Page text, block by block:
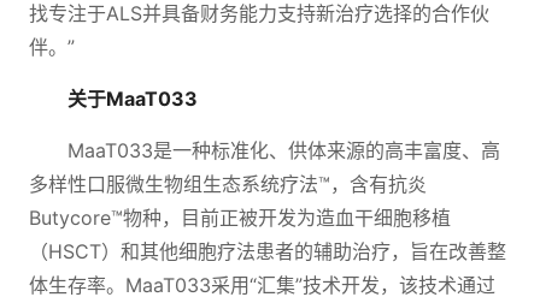
找专注于ALS并具备财务能力支持新治疗选择的合作伙
伴。”
关于MaaT033
MaaT033是一种标准化、供体来源的高丰富度、高
多样性口服微生物组生态系统疗法™，含有抗炎
Butycore™物种，目前正被开发为造血干细胞移植
（HSCT）和其他细胞疗法患者的辅助治疗，旨在改善整
体生存率。MaaT033采用“汇集”技术开发，该技术通过